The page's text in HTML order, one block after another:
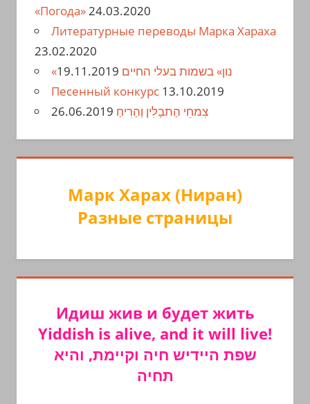
«Погода»24.03.2020
Литературные переводы Марка Хараха
23.02.2020
«נון» בשמות בעלי החיים 19.11.2019
Песенный конкурс 13.10.2019
צִמחֵי הַתבָלִין וְהַרִיחַ 26.06.2019
Марк Харах (Ниран)
Разные страницы
Идиш жив и будет жить
Yiddish is alive, and it will live!
שפת היידיש חיה וקיימת, והיא
תחיה